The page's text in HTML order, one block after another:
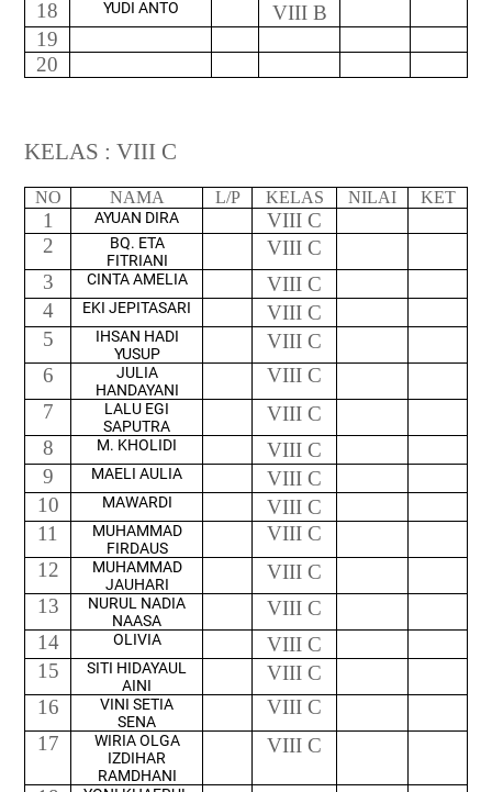
18
YUDI ANTO
VIII B
19
20
KELAS : VIII C
NO NAMA L/P KELAS NILAI KET
1 AYUAN DIRA
VIII C
2
BQ. ETA
FITRIANI
VIII C
3
CINTA AMELIA
VIII C
4
EKI JEPITASARI
VIII C
5
IHSAN HADI
YUSUP
VIII C
6
JULIA
HANDAYANI
VIII C
7
LALU EGI
SAPUTRA
VIII C
8
M. KHOLIDI
VIII C
9
MAELI AULIA
VIII C
10
MAWARDI
VIII C
11
MUHAMMAD
FIRDAUS
VIII C
12
MUHAMMAD
JAUHARI
VIII C
13
NURUL NADIA
NAASA
VIII C
14
OLIVIA
VIII C
15
SITI HIDAYAUL
AINI
VIII C
16
VINI SETIA
SENA
VIII C
17
WIRIA OLGA
IZDIHAR
RAMDHANI
VIII C